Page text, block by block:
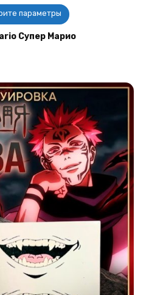
параметры
Этот
товар
имеет
можно
выбрать
на
странице
товара.
Супер Марио